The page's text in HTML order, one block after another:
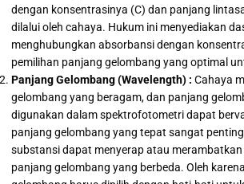
dengan konsentrasinya (C) dan panjang
dilalui oleh cahaya. Hukum ini menyediakan
menghubungkan absorbansi dengan
pemilihan panjang gelombang yang optimal
Panjang Gelombang (Wavelength) : Cahaya
gelombang yang beragam, dan panjang
digunakan dalam spektrofotometri dapat
panjang gelombang yang tepat sangat
substansi dapat menyerap atau
panjang gelombang yang berbeda. Oleh